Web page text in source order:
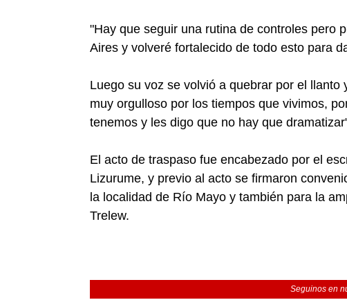
"Hay que seguir una rutina de controles pero
Aires y volveré fortalecido de todo esto para
Luego su voz se volvió a quebrar por el
muy orgulloso por los tiempos que vivimos,
tenemos y les digo que no hay que
El acto de traspaso fue encabezado por el
Lizurume, y previo al acto se firmaron
la localidad de Río Mayo y también para la
Trelew.
Seguinos en